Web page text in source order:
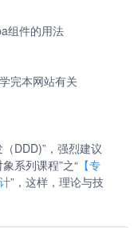
组件的用法
完本网站有关
DDD)”，强烈建议
系列课程”之“ 【专
”，这样，理论与技